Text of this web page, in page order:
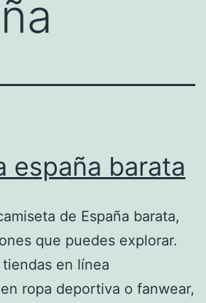
españa barata
de España barata,
que puedes explorar.
en línea
ropa deportiva o fanwear,